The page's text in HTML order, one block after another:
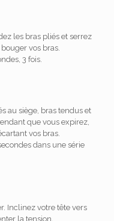
les bras pliés et serrez
vos bras.
3 fois.
au siège, bras tendus et
que vous expirez,
vos bras.
dans une série
Inclinez votre tête vers
la tension.